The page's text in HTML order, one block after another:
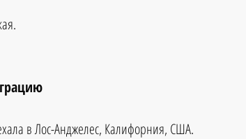
в Лос-Анджелес, Калифорния, США.